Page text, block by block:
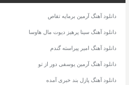
دانلود آهنگ آرمین برمایه تقاص
دانلود آهنگ سینا پرهیز دیوت مال هاوسا
دانلود آهنگ امیر پیراسته گندم
دانلود آهنگ آرمین یوسفی دور از تو
دانلود آهنگ پازل بند خبری آمده